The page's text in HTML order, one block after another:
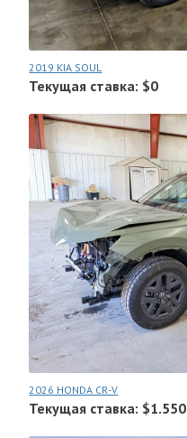
2019 KIA SOUL
Текущая ставка: $0
2026 HONDA CR-V
Текущая ставка: $1.550